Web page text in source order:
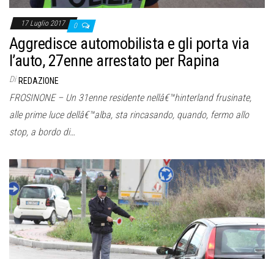
17 Luglio 2017 0
Aggredisce automobilista e gli porta via
l’auto, 27enne arrestato per Rapina
Di REDAZIONE
FROSINONE – Un 31enne residente nellâ€™hinterland frusinate,
alle prime luce dellâ€™alba, sta rincasando, quando, fermo allo
stop, a bordo di…